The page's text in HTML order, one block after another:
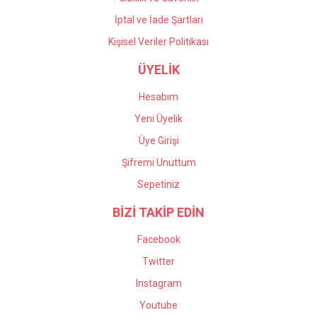
İptal ve İade Şartları
Kişisel Veriler Politikası
ÜYELİK
Hesabım
Yeni Üyelik
Üye Girişi
Şifremi Unuttum
Sepetiniz
BİZİ TAKİP EDİN
Facebook
Twitter
Instagram
Youtube